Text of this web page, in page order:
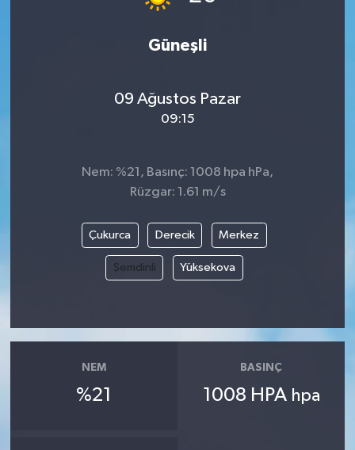
Güneşli
09 Ağustos Pazar
09:15
Nem: %21, Basınç: 1008 hpa hPa,
Rüzgar: 1.61 m/s
Çukurca Derecik Merkez
Şemdinli Yüksekova
NEM
%21
BASINÇ
1008 HPA hpa